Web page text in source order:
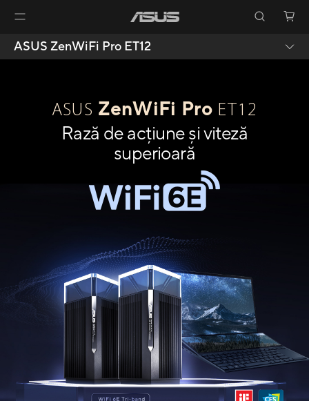
ASUS ZenWiFi Pro ET12
ASUS ZenWiFi Pro ET12
Rază de acțiune și viteză
superioară